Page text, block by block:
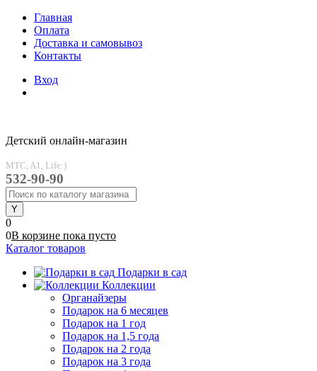
Главная
Оплата
Доставка и самовывоз
Контакты
Вход
Детский онлайн-магазин
MTC, A1, Life:)
532-90-90
0
0В корзине пока пусто
Каталог товаров
Подарки в сад
Коллекции
Органайзеры
Подарок на 6 месяцев
Подарок на 1 год
Подарок на 1,5 года
Подарок на 2 года
Подарок на 3 года